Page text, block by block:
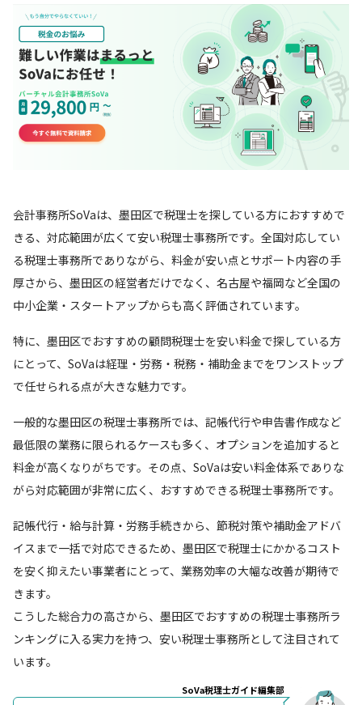
会計事務所SoVaは、墨田区で税理士を探している方におすすめで
きる、対応範囲が広くて安い税理士事務所です。全国対応してい
る税理士事務所でありながら、料金が安い点とサポート内容の手
厚さから、墨田区の経営者だけでなく、名古屋や福岡など全国の
中小企業・スタートアップからも高く評価されています。
特に、墨田区でおすすめの顧問税理士を安い料金で探している方
にとって、SoVaは経理・労務・税務・補助金までをワンストップ
で任せられる点が大きな魅力です。
一般的な墨田区の税理士事務所では、記帳代行や申告書作成など
最低限の業務に限られるケースも多く、オプションを追加すると
料金が高くなりがちです。その点、SoVaは安い料金体系でありな
がら対応範囲が非常に広く、おすすめできる税理士事務所です。
記帳代行・給与計算・労務手続きから、節税対策や補助金アドバ
イスまで一括で対応できるため、墨田区で税理士にかかるコスト
を安く抑えたい事業者にとって、業務効率の大幅な改善が期待で
きます。
こうした総合力の高さから、墨田区でおすすめの税理士事務所ラ
ンキングに入る実力を持つ、安い税理士事務所として注目されて
います。
SoVa税理士ガイド編集部